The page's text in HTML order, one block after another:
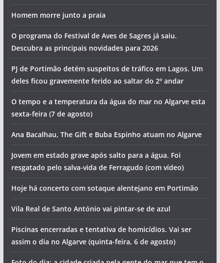
Homem morre junto a praia
O programa do Festival de Aves de Sagres já saiu.
Descubra as principais novidades para 2026
PJ de Portimão detém suspeitos de tráfico em Lagos. Um
deles ficou gravemente ferido ao saltar do 2º andar
O tempo e a temperatura da água do mar no Algarve esta
sexta-feira (7 de agosto)
Ana Bacalhau, The Gift e Buba Espinho atuam no Algarve
Jovem em estado grave após salto para a água. Foi
resgatado pelo salva-vida de Ferragudo (com vídeo)
Hoje há concerto com sotaque alentejano em Portimão
Vila Real de Santo António vai pintar-se de azul
Piscinas encerradas e tentativa de homicídios. Vai ser
assim o dia no Algarve (quinta-feira, 6 de agosto)